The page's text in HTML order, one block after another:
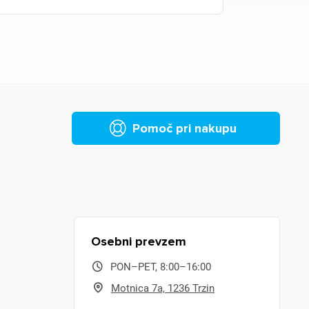
Pomoč pri nakupu
Osebni prevzem
PON–PET, 8:00–16:00
Motnica 7a, 1236 Trzin